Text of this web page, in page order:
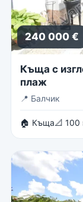
240 000 €
Къща с
плаж
📍 Балчик
🏠 Къща📐 100